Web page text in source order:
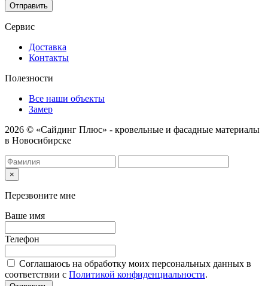
Отправить
Сервис
Доставка
Контакты
Полезности
Все наши объекты
Замер
2026 © «Сайдинг Плюс» - кровельные и фасадные материалы
в Новосибирске
×
Перезвоните мне
Ваше имя
Телефон
Соглашаюсь на обработку моих персональных данных в
соответствии с Политикой конфиденциальности.